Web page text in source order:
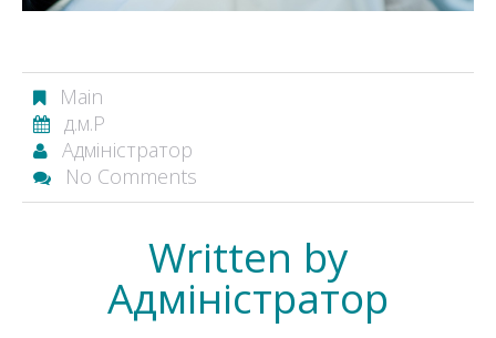
Main
д.м.Р
Адміністратор
No Comments
Written by
Адміністратор